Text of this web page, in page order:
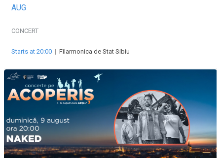
AUG
CONCERT
Starts at 20:00 | Filarmonica de Stat Sibiu